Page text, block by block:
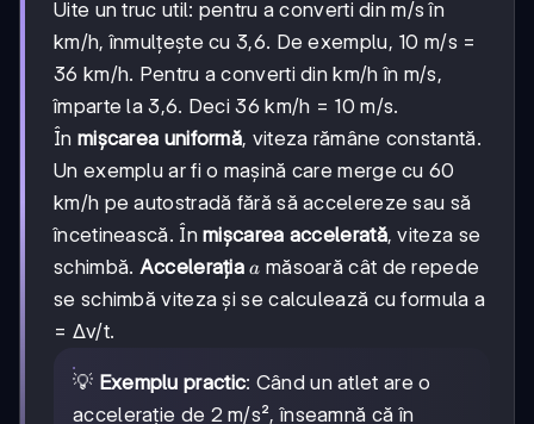
Uite un truc util: pentru a converti din m/s în
km/h, înmulțește cu 3,6. De exemplu, 10 m/s =
36 km/h. Pentru a converti din km/h în m/s,
împarte la 3,6. Deci 36 km/h = 10 m/s.
În mișcarea uniformă, viteza rămâne constantă.
Un exemplu ar fi o mașină care merge cu 60
km/h pe autostradă fără să accelereze sau să
încetinească. Înmișcarea accelerată, viteza se
schimbă. Accelerația a
a măsoară cât de repede
se schimbă viteza și se calculează cu formula a
= Δv/t.
💡 Exemplu practic: Când un atlet are o
accelerație de 2 m/s², înseamnă că în